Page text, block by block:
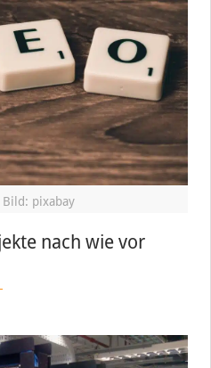
Bild: pixabay
nach wie vor